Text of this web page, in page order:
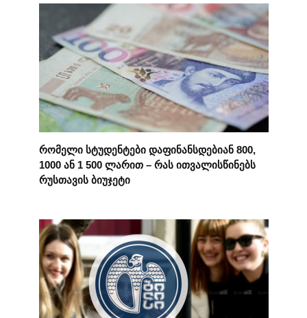
რომელი სტუდენტები დაფინანსდებიან 800,
1000 ან 1 500 ლარით – რას ითვალისწინებს
რუსთავის ბიუჯეტი